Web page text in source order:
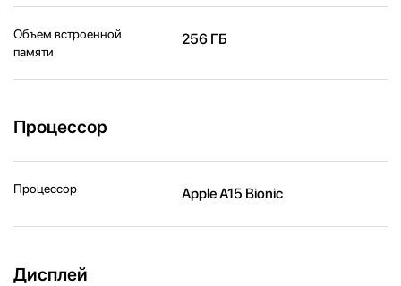
Объем встроенной
памяти
256 ГБ
Процессор
Процессор Apple A15 Bionic
Дисплей